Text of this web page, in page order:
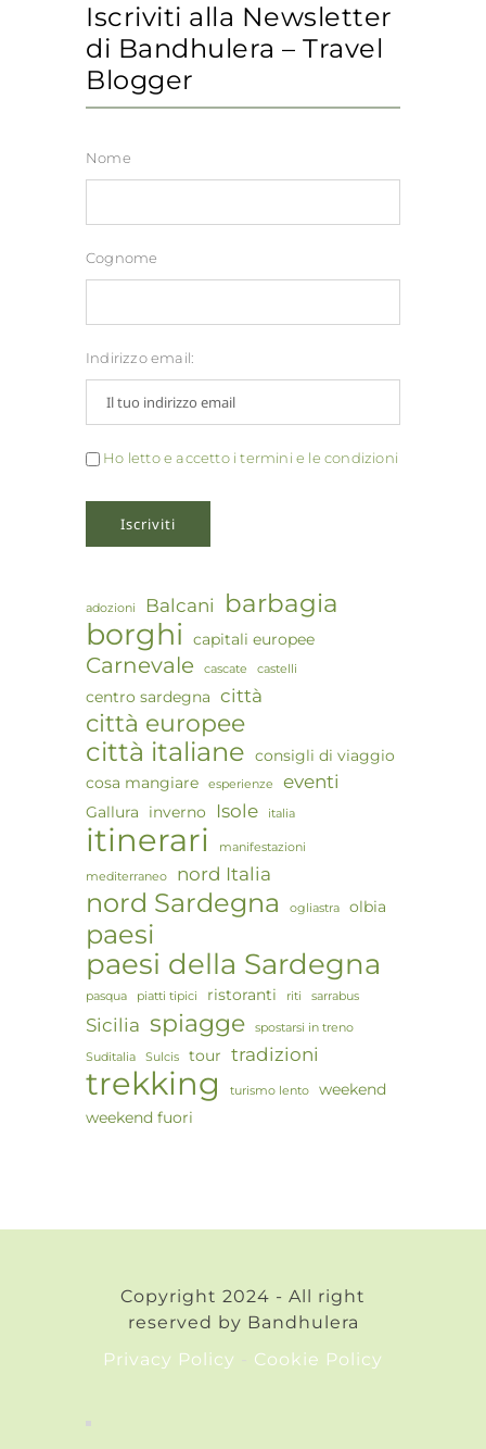
Iscriviti alla Newsletter
di Bandhulera – Travel
Blogger
Nome
Cognome
Indirizzo email:
Ho letto e accetto i termini e le condizioni
adozioni Balcani barbagia
borghi capitali europee
Carnevale cascate castelli
centro sardegna città
città europee
città italiane consigli di viaggio
cosa mangiare
esperienze eventi
Gallura inverno Isole italia
itinerari manifestazioni
mediterraneo nord Italia
nord Sardegna ogliastra olbia
paesi
paesi della Sardegna
pasqua piatti tipici ristoranti riti sarrabus
Sicilia spiagge spostarsi in treno
Suditalia Sulcis tour tradizioni
trekking turismo lento
weekend
weekend fuori
Copyright 2024 - All right
reserved by Bandhulera
Privacy Policy
Cookie Policy